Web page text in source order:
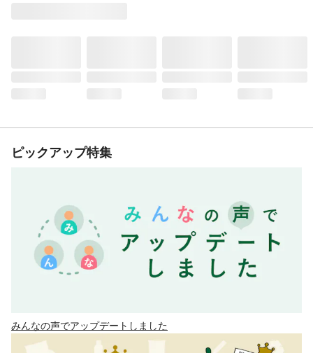
ピックアップ特集
みんなの声でアップデートしました